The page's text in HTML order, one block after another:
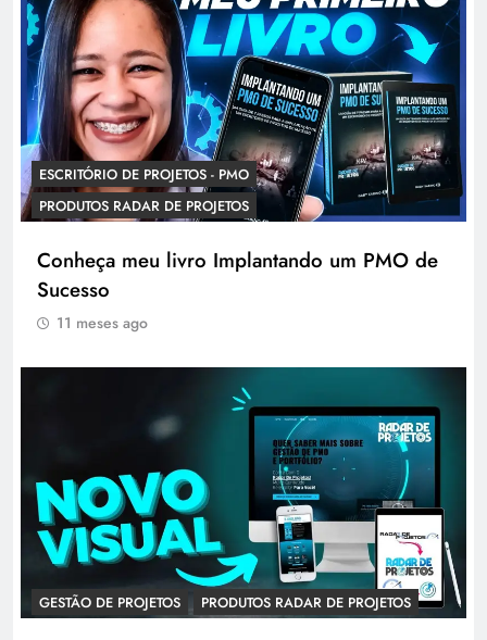
ESCRITÓRIO DE PROJETOS - PMO
PRODUTOS RADAR DE PROJETOS
Conheça meu livro Implantando um PMO de
Sucesso
11 meses ago
GESTÃO DE PROJETOS PRODUTOS RADAR DE PROJETOS